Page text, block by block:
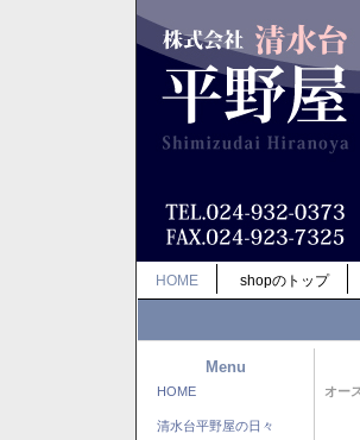
HOME shopのトップ
Menu
HOME
清水台平野屋の日々
オー